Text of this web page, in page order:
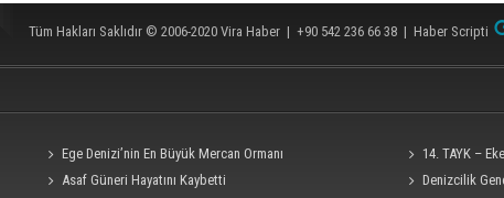
Tüm Hakları Saklıdır © 2006-2020 Vira Haber | +90 542 236 66 38 | Haber Scripti
Ege Denizi’nin En Büyük Mercan Ormanı
14. TAYK –
Asaf Güneri Hayatını Kaybetti Denizcilik